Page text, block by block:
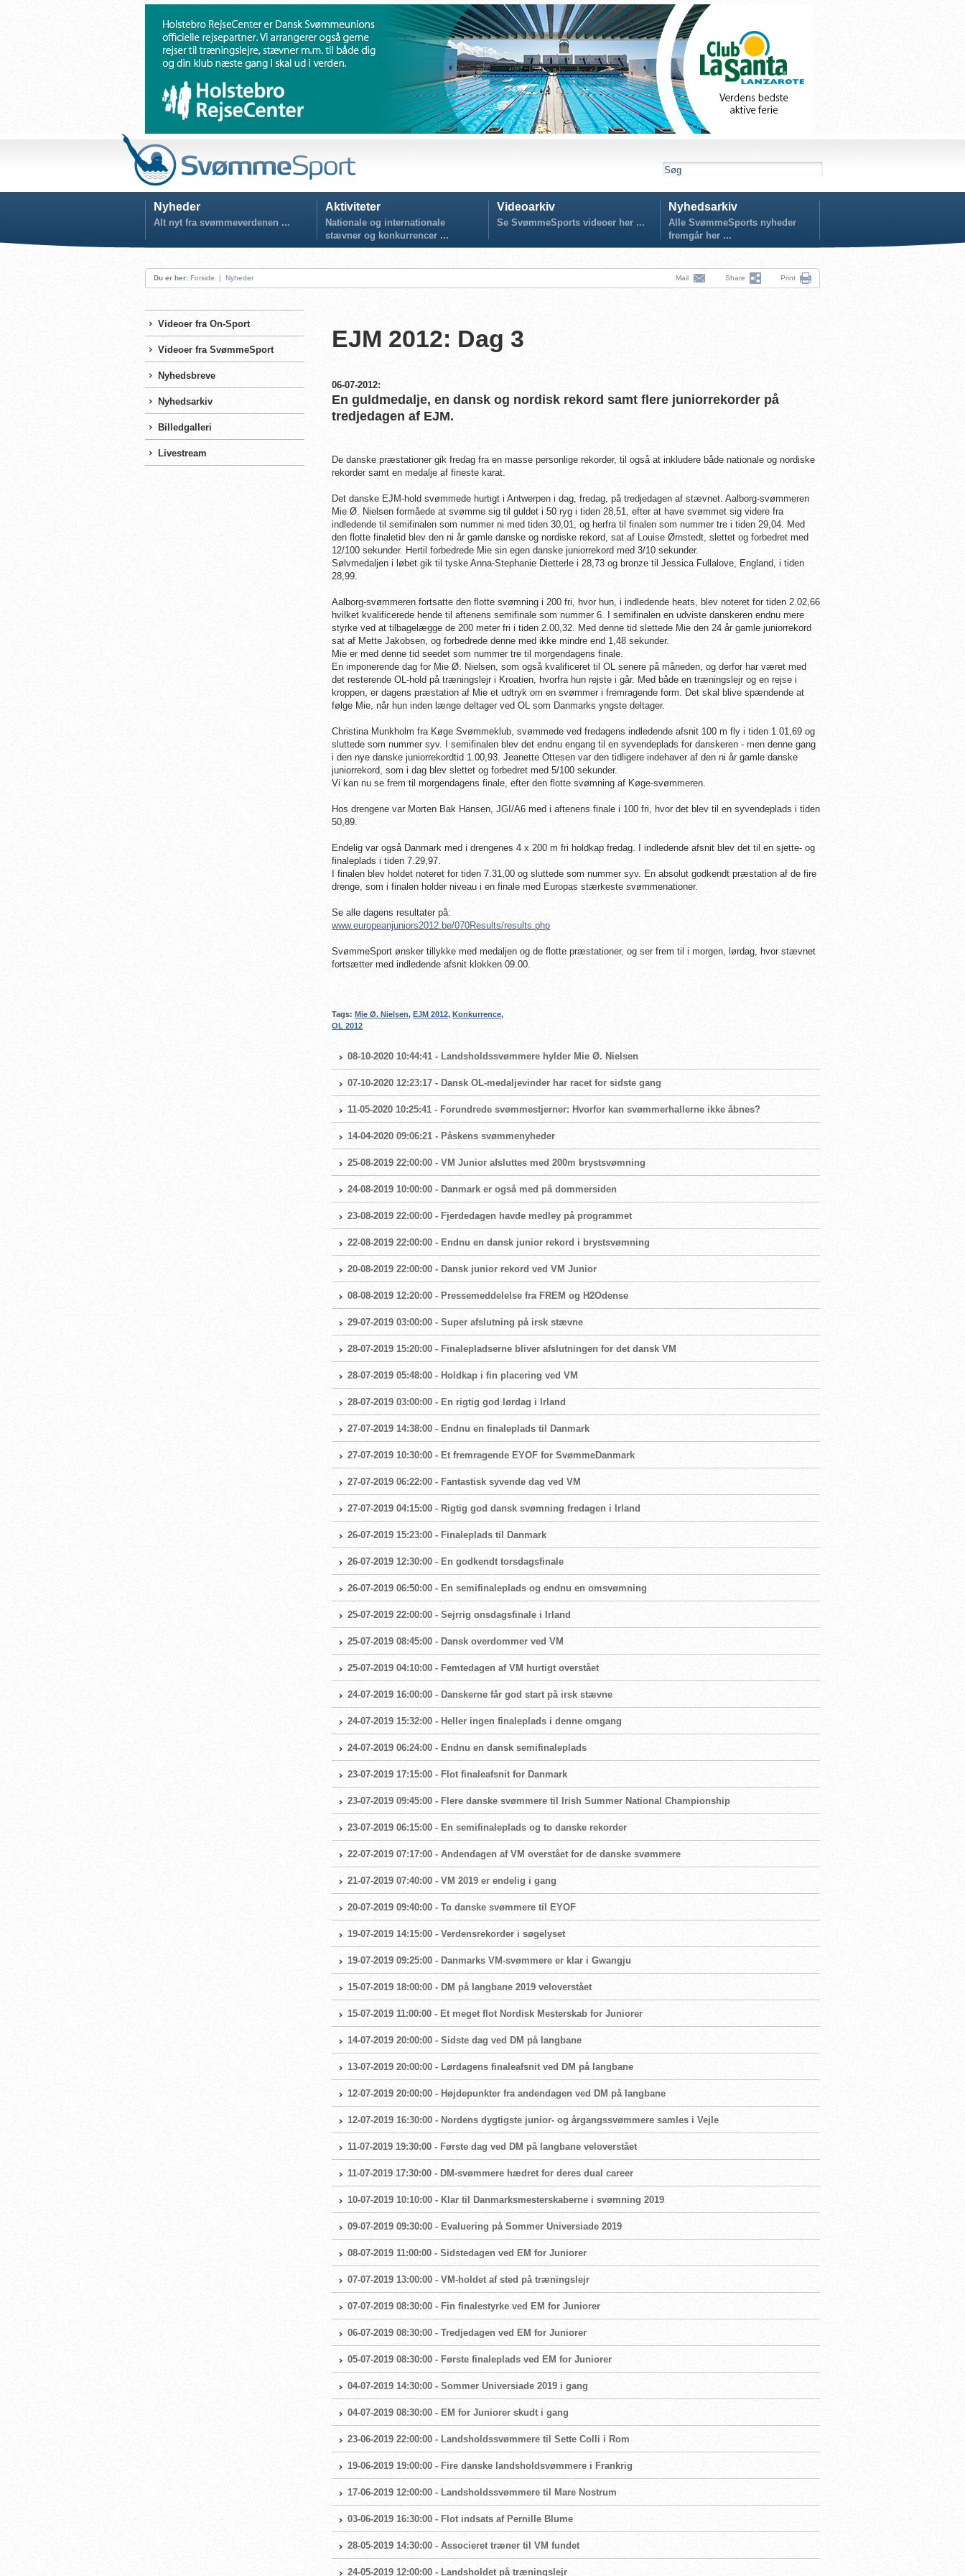
Nyheder
Alt nyt fra svømmeverdenen ...
Aktiviteter
Nationale og internationale
stævner og konkurrencer ...
Videoarkiv
Se SvømmeSports videoer her ...
Nyhedsarkiv
Alle SvømmeSports nyheder
fremgår her ...
Du er her: Forside | Nyheder Mail Share Print
Videoer fra On-Sport
Videoer fra SvømmeSport
Nyhedsbreve
Nyhedsarkiv
Billedgalleri
Livestream
EJM 2012: Dag 3
06-07-2012:
En guldmedalje, en dansk og nordisk rekord samt flere juniorrekorder på
tredjedagen af EJM.
De danske præstationer gik fredag fra en masse personlige rekorder, til også at inkludere både nationale og nordiske
rekorder samt en medalje af fineste karat.
Det danske EJM-hold svømmede hurtigt i Antwerpen i dag, fredag, på tredjedagen af stævnet. Aalborg-svømmeren
Mie Ø. Nielsen formåede at svømme sig til guldet i 50 ryg i tiden 28,51, efter at have svømmet sig videre fra
indledende til semifinalen som nummer ni med tiden 30,01, og herfra til finalen som nummer tre i tiden 29,04. Med
den flotte finaletid blev den ni år gamle danske og nordiske rekord, sat af Louise Ørnstedt, slettet og forbedret med
12/100 sekunder. Hertil forbedrede Mie sin egen danske juniorrekord med 3/10 sekunder.
Sølvmedaljen i løbet gik til tyske Anna-Stephanie Dietterle i 28,73 og bronze til Jessica Fullalove, England, i tiden
28,99.
Aalborg-svømmeren fortsatte den flotte svømning i 200 fri, hvor hun, i indledende heats, blev noteret for tiden 2.02,66
hvilket kvalificerede hende til aftenens semifinale som nummer 6. I semifinalen en udviste danskeren endnu mere
styrke ved at tilbagelægge de 200 meter fri i tiden 2.00,32. Med denne tid slettede Mie den 24 år gamle juniorrekord
sat af Mette Jakobsen, og forbedrede denne med ikke mindre end 1,48 sekunder.
Mie er med denne tid seedet som nummer tre til morgendagens finale.
En imponerende dag for Mie Ø. Nielsen, som også kvalificeret til OL senere på måneden, og derfor har været med
det resterende OL-hold på træningslejr i Kroatien, hvorfra hun rejste i går. Med både en træningslejr og en rejse i
kroppen, er dagens præstation af Mie et udtryk om en svømmer i fremragende form. Det skal blive spændende at
følge Mie, når hun inden længe deltager ved OL som Danmarks yngste deltager.
Christina Munkholm fra Køge Svømmeklub, svømmede ved fredagens indledende afsnit 100 m fly i tiden 1.01,69 og
sluttede som nummer syv. I semifinalen blev det endnu engang til en syvendeplads for danskeren - men denne gang
i den nye danske juniorrekordtid 1.00,93. Jeanette Ottesen var den tidligere indehaver af den ni år gamle danske
juniorrekord, som i dag blev slettet og forbedret med 5/100 sekunder.
Vi kan nu se frem til morgendagens finale, efter den flotte svømning af Køge-svømmeren.
Hos drengene var Morten Bak Hansen, JGI/A6 med i aftenens finale i 100 fri, hvor det blev til en syvendeplads i tiden
50,89.
Endelig var også Danmark med i drengenes 4 x 200 m fri holdkap fredag. I indledende afsnit blev det til en sjette- og
finaleplads i tiden 7.29,97.
I finalen blev holdet noteret for tiden 7.31,00 og sluttede som nummer syv. En absolut godkendt præstation af de fire
drenge, som i finalen holder niveau i en finale med Europas stærkeste svømmenationer.
Se alle dagens resultater på:
www.europeanjuniors2012.be/070Results/results.php
SvømmeSport ønsker tillykke med medaljen og de flotte præstationer, og ser frem til i morgen, lørdag, hvor stævnet
fortsætter med indledende afsnit klokken 09.00.
Tags: Mie Ø. Nielsen, EJM 2012, Konkurrence,
OL 2012
08-10-2020 10:44:41 - Landsholdssvømmere hylder Mie Ø. Nielsen
07-10-2020 12:23:17 - Dansk OL-medaljevinder har racet for sidste gang
11-05-2020 10:25:41 - Forundrede svømmestjerner: Hvorfor kan svømmerhallerne ikke åbnes?
14-04-2020 09:06:21 - Påskens svømmenyheder
25-08-2019 22:00:00 - VM Junior afsluttes med 200m brystsvømning
24-08-2019 10:00:00 - Danmark er også med på dommersiden
23-08-2019 22:00:00 - Fjerdedagen havde medley på programmet
22-08-2019 22:00:00 - Endnu en dansk junior rekord i brystsvømning
20-08-2019 22:00:00 - Dansk junior rekord ved VM Junior
08-08-2019 12:20:00 - Pressemeddelelse fra FREM og H2Odense
29-07-2019 03:00:00 - Super afslutning på irsk stævne
28-07-2019 15:20:00 - Finalepladserne bliver afslutningen for det dansk VM
28-07-2019 05:48:00 - Holdkap i fin placering ved VM
28-07-2019 03:00:00 - En rigtig god lørdag i Irland
27-07-2019 14:38:00 - Endnu en finaleplads til Danmark
27-07-2019 10:30:00 - Et fremragende EYOF for SvømmeDanmark
27-07-2019 06:22:00 - Fantastisk syvende dag ved VM
27-07-2019 04:15:00 - Rigtig god dansk svømning fredagen i Irland
26-07-2019 15:23:00 - Finaleplads til Danmark
26-07-2019 12:30:00 - En godkendt torsdagsfinale
26-07-2019 06:50:00 - En semifinaleplads og endnu en omsvømning
25-07-2019 22:00:00 - Sejrrig onsdagsfinale i Irland
25-07-2019 08:45:00 - Dansk overdommer ved VM
25-07-2019 04:10:00 - Femtedagen af VM hurtigt overstået
24-07-2019 16:00:00 - Danskerne får god start på irsk stævne
24-07-2019 15:32:00 - Heller ingen finaleplads i denne omgang
24-07-2019 06:24:00 - Endnu en dansk semifinaleplads
23-07-2019 17:15:00 - Flot finaleafsnit for Danmark
23-07-2019 09:45:00 - Flere danske svømmere til Irish Summer National Championship
23-07-2019 06:15:00 - En semifinaleplads og to danske rekorder
22-07-2019 07:17:00 - Andendagen af VM overstået for de danske svømmere
21-07-2019 07:40:00 - VM 2019 er endelig i gang
20-07-2019 09:40:00 - To danske svømmere til EYOF
19-07-2019 14:15:00 - Verdensrekorder i søgelyset
19-07-2019 09:25:00 - Danmarks VM-svømmere er klar i Gwangju
15-07-2019 18:00:00 - DM på langbane 2019 veloverstået
15-07-2019 11:00:00 - Et meget flot Nordisk Mesterskab for Juniorer
14-07-2019 20:00:00 - Sidste dag ved DM på langbane
13-07-2019 20:00:00 - Lørdagens finaleafsnit ved DM på langbane
12-07-2019 20:00:00 - Højdepunkter fra andendagen ved DM på langbane
12-07-2019 16:30:00 - Nordens dygtigste junior- og årgangssvømmere samles i Vejle
11-07-2019 19:30:00 - Første dag ved DM på langbane veloverstået
11-07-2019 17:30:00 - DM-svømmere hædret for deres dual career
10-07-2019 10:10:00 - Klar til Danmarksmesterskaberne i svømning 2019
09-07-2019 09:30:00 - Evaluering på Sommer Universiade 2019
08-07-2019 11:00:00 - Sidstedagen ved EM for Juniorer
07-07-2019 13:00:00 - VM-holdet af sted på træningslejr
07-07-2019 08:30:00 - Fin finalestyrke ved EM for Juniorer
06-07-2019 08:30:00 - Tredjedagen ved EM for Juniorer
05-07-2019 08:30:00 - Første finaleplads ved EM for Juniorer
04-07-2019 14:30:00 - Sommer Universiade 2019 i gang
04-07-2019 08:30:00 - EM for Juniorer skudt i gang
23-06-2019 22:00:00 - Landsholdssvømmere til Sette Colli i Rom
19-06-2019 19:00:00 - Fire danske landsholdsvømmere i Frankrig
17-06-2019 12:00:00 - Landsholdssvømmere til Mare Nostrum
03-06-2019 16:30:00 - Flot indsats af Pernille Blume
28-05-2019 14:30:00 - Associeret træner til VM fundet
24-05-2019 12:00:00 - Landsholdet på træningslejr